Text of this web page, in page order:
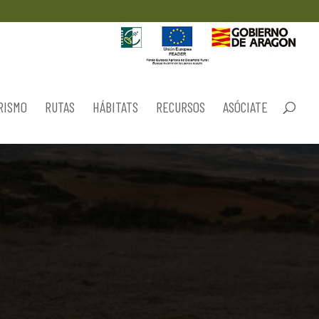
RUTAS HÁBITATS RECURSOS ASÓCIATE